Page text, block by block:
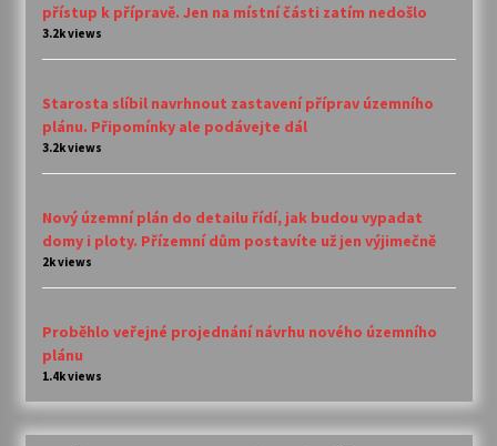
přístup k přípravě. Jen na místní části zatím nedošlo
3.2k views
Starosta slíbil navrhnout zastavení příprav územního
plánu. Připomínky ale podávejte dál
3.2k views
Nový územní plán do detailu řídí, jak budou vypadat
domy i ploty. Přízemní dům postavíte už jen výjimečně
2k views
Proběhlo veřejné projednání návrhu nového územního
plánu
1.4k views